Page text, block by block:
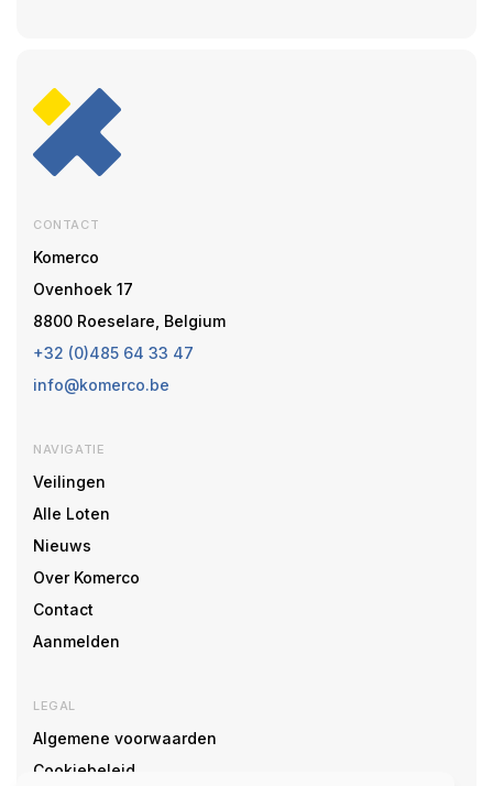
CONTACT
Komerco
Ovenhoek 17
8800 Roeselare, Belgium
+32 (0)485 64 33 47
info@komerco.be
NAVIGATIE
Veilingen
Alle Loten
Nieuws
Over Komerco
Contact
Aanmelden
LEGAL
Algemene voorwaarden
Cookiebeleid